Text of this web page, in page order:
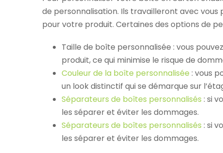
de personnalisation. Ils travailleront avec
pour votre produit. Certaines des options de
Taille de boîte personnalisée : vous
produit, ce qui minimise le risque de
Couleur de la boîte personnalisée : vous
un look distinctif qui se démarque sur
Séparateurs de boîtes personnalisés : si
les séparer et éviter les dommages.
Séparateurs de boîtes personnalisés : si
les séparer et éviter les dommages.